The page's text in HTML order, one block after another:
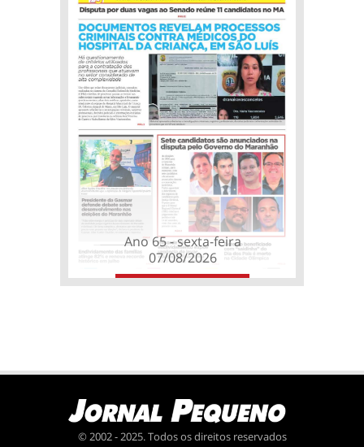
Ano 65 - sexta-feira
07/08/2026
© 2002 - 2025. Todos os direitos reservados